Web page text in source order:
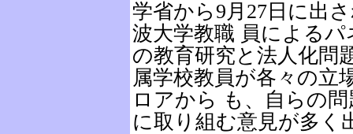
学省から9月27日に出
波大学教職 員による
の教育研究と法人化問
属学校教員が各々の立
ロアから も、自らの
に取り組む意見が多く